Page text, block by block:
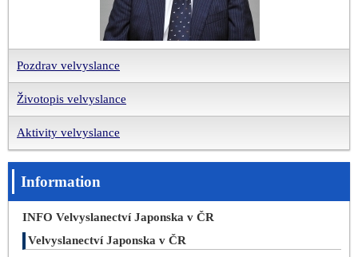
Pozdrav velvyslance
Životopis velvyslance
Aktivity velvyslance
Information
INFO Velvyslanectví Japonska v ČR
Velvyslanectví Japonska v ČR